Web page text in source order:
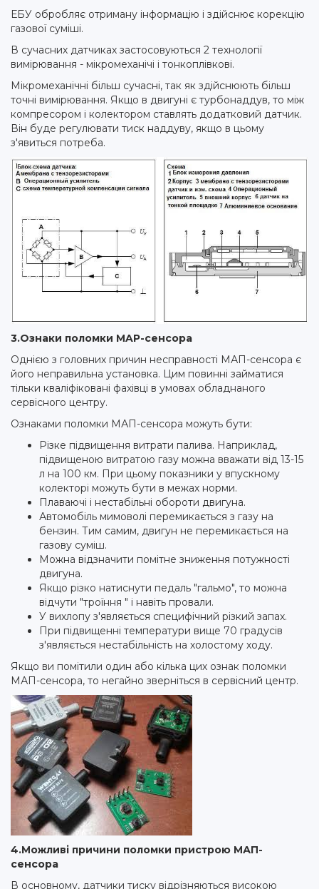
ЕБУ обробляє отриману інформацію і здійснює корекцію
газової суміші.
В сучасних датчиках застосовуються 2 технології
вимірювання - мікромеханічі і тонкоплівкові.
Мікромеханічні більш сучасні, так як здійснюють більш
точні вимірювання. Якщо в двигуні є турбонаддув, то між
компресором і колектором ставлять додатковий датчик.
Він буде регулювати тиск наддуву, якщо в цьому
з'явиться потреба.
3.Ознаки поломки MAP-сенсора
Однією з головних причин несправності МАП-сенсора є
його неправильна установка. Цим повинні займатися
тільки кваліфіковані фахівці в умовах обладнаного
сервісного центру.
Ознаками поломки МАП-сенсора можуть бути:
Різке підвищення витрати палива. Наприклад,
підвищеною витратою газу можна вважати від 13-15
л на 100 км. При цьому показники у впускному
колекторі можуть бути в межах норми.
Плаваючі і нестабільні обороти двигуна.
Автомобіль мимоволі перемикається з газу на
бензин. Тим самим, двигун не перемикається на
газову суміш.
Можна відзначити помітне зниження потужності
двигуна.
Якщо різко натиснути педаль "гальмо", то можна
відчути "троїння " і навіть провали.
У вихлопу з'являється специфічний різкий запах.
При підвищенні температури вище 70 градусів
з'являється нестабільність на холостому ходу.
Якщо ви помітили один або кілька цих ознак поломки
МАП-сенсора, то негайно зверніться в сервісний центр.
4.Можливі причини поломки пристрою МАП-
сенсора
В основному, датчики тиску відрізняються високою